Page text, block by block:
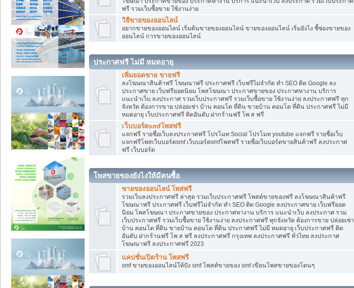
ฟรี รวมเว็บซื้อขาย ใช้งานง่าย
วิธีขายของออนไลน์
อยากขายของออนไลน์ เริ่มต้นขายของออนไลน์ ขายของออนไลน์ เริ่มยังไง ชี้ช่องขายของ
ออนไลน์ การขายของออนไลน์
ประกาศฟรี ไม่มี หมดอายุ
เพิ่มยอดขาย ขายฟรี
ลงโฆษณาสินค้าฟรี โฆษณาฟรี ประกาศฟรี เว็บฟรีไม่จำกัด ทำ SEO ติด Google ลง
ประกาศขาย เว็บฟรียอดนิยม โพสโฆษณา ประกาศขายของ ประกาศหางาน บริการ
แนะนำเว็บ ลงประกาศ รวมเว็บประกาศฟรี รวมเว็บซื้อขาย ใช้งานง่าย ลงประกาศฟรี ทุก
จังหวัด ต้องการขาย ปล่อยเช่า บ้าน คอนโด ที่ดิน ขายบ้าน คอนโด ที่ดิน ประกาศฟรี ไม่มี
หมดอายุ เว็บประกาศฟรี ติดอันดับ ฝากร้านฟรี โพ ส ฟรี
เว็บบอร์ดsmfโพสฟรี
แจกฟรี รายชื่อเว็บลงประกาศฟรี โปรโมท Social โปรโมท youtube แจกฟรี รายชื่อเว็บ
แจกฟรีโพสเว็บบอร์ดsmf เว็บบอร์ดsmfโพสฟรี รายชื่อเว็บบอร์ดขายสินค้าฟรี ลงประกาศ
ฟรี เว็บบอร์ด
โพสขายของยังไงให้มีคนซื้อ
ขายของออนไลน์ โพสฟรี
รวมเว็บลงประกาศฟรี ล่าสุด รวมเว็บประกาศฟรี โพสต์ขายของฟรี ลงโฆษณาสินค้าฟรี
โฆษณาฟรี ประกาศฟรี เว็บฟรีไม่จำกัด ทำ SEO ติด Google ลงประกาศขาย เว็บฟรียอด
นิยม โพสโฆษณา ประกาศขายของ ประกาศหางาน บริการ แนะนำเว็บ ลงประกาศ รวม
เว็บประกาศฟรี รวมเว็บซื้อขาย ใช้งานง่าย ลงประกาศฟรี ทุกจังหวัด ต้องการขาย ปล่อยเช่า
บ้าน คอนโด ที่ดิน ขายบ้าน คอนโด ที่ดิน ประกาศฟรี ไม่มี หมดอายุ เว็บประกาศฟรี ติด
อันดับ ฝากร้านฟรี โพ ส ฟรี ลงประกาศฟรี กรุงเทพ ลงประกาศฟรี ทั่วไทย ลงประกาศ
โฆษณาฟรี ลงประกาศฟรี 2023
แคปชั่นเปิดร้าน โพสฟรี
smf ขายของออนไลน์ให้ปัง smf โพสต์ขายของ smf เขียนโพสขายของโดนๆ